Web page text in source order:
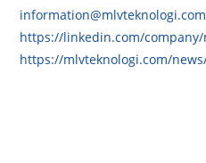
information@mlvteknologi.com
https://linkedin.com/
https://mlvteknologi.com/